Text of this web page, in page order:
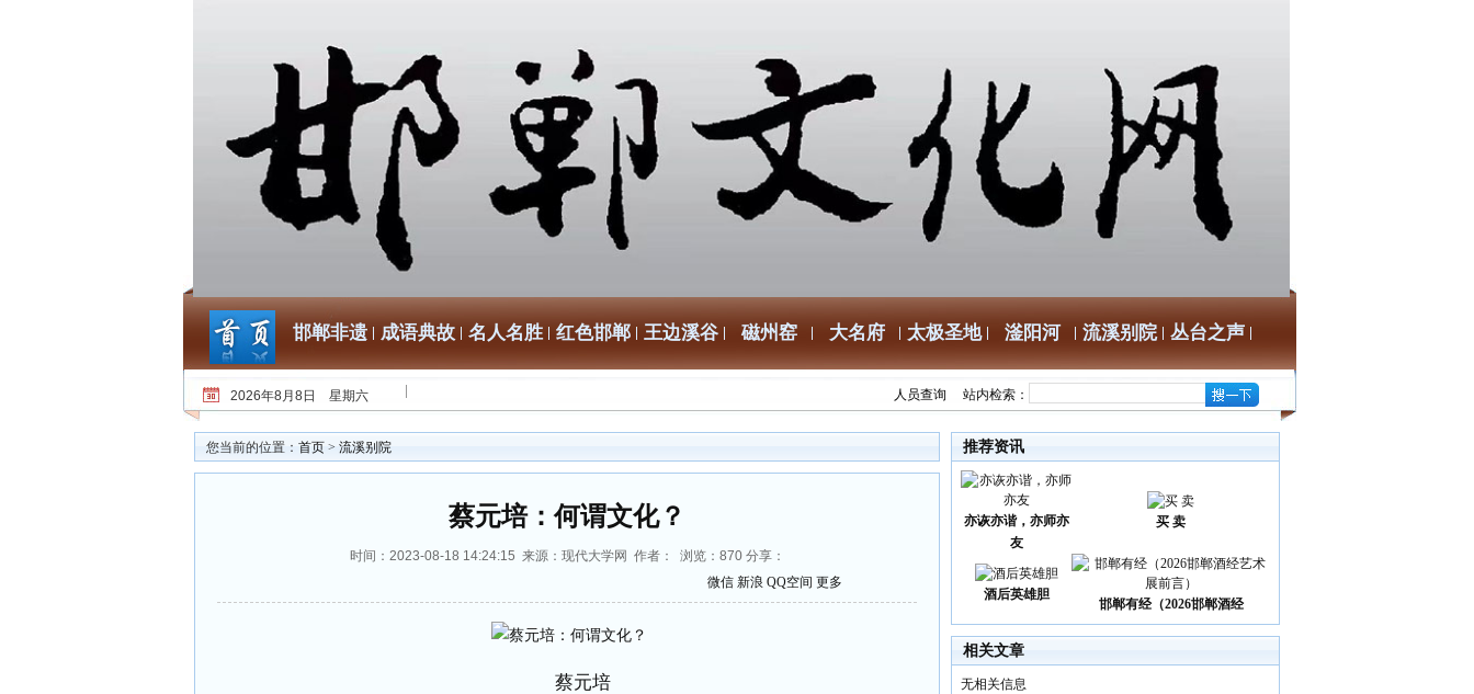
邯郸非遗 成语典故 名人名胜 红色邯郸 王边溪谷 磁州窑 大名府 太极圣地 滏阳河 流溪别院 丛台之声
2026年8月8日 星期六 人员查询 站内检索：
您当前的位置： 首页 > 流溪别院
蔡元培：何谓文化？
时间：2023-08-18 14:24:15 来源：现代大学网 作者： 浏览： 870 分享：
微信 新浪 QQ空间 更多
蔡元培
推荐资讯
亦诙亦谐，亦师亦
友
买 卖
酒后英雄胆
邯郸有经（2026邯郸酒经
相关文章
无相关信息